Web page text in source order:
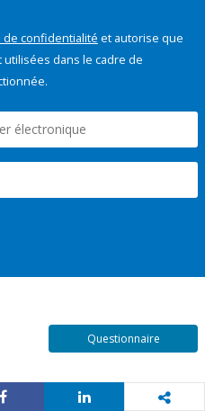
de confidentialité et autorise que
dans le cadre de
Questionnaire